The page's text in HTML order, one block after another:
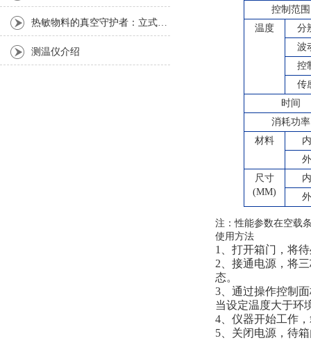
控制范围
温度
分
波
控
传
时间
消耗功率
材料
尺寸
(MM)
注：性能参数在空载
使用方法
1、打开箱门，将
2、接通电源，将
态。
3、通过操作控制
当设定温度大于环
4、仪器开始工作
5、关闭电源，待
热敏物料的真空守护者：立式真空干燥箱选购指南
测温仪介绍